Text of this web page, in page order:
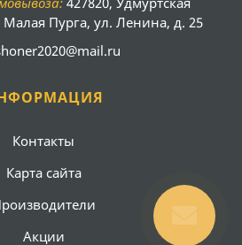
Малая Пурга, ул. Ленина, д. 25
Контакты
Карта сайта
Акции